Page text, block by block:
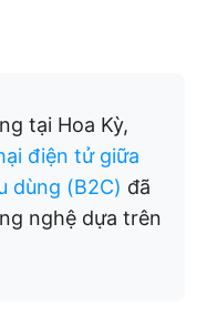
tại Hoa Kỳ,
điện tử giữa
dùng (B2C) đã
nghệ dựa trên